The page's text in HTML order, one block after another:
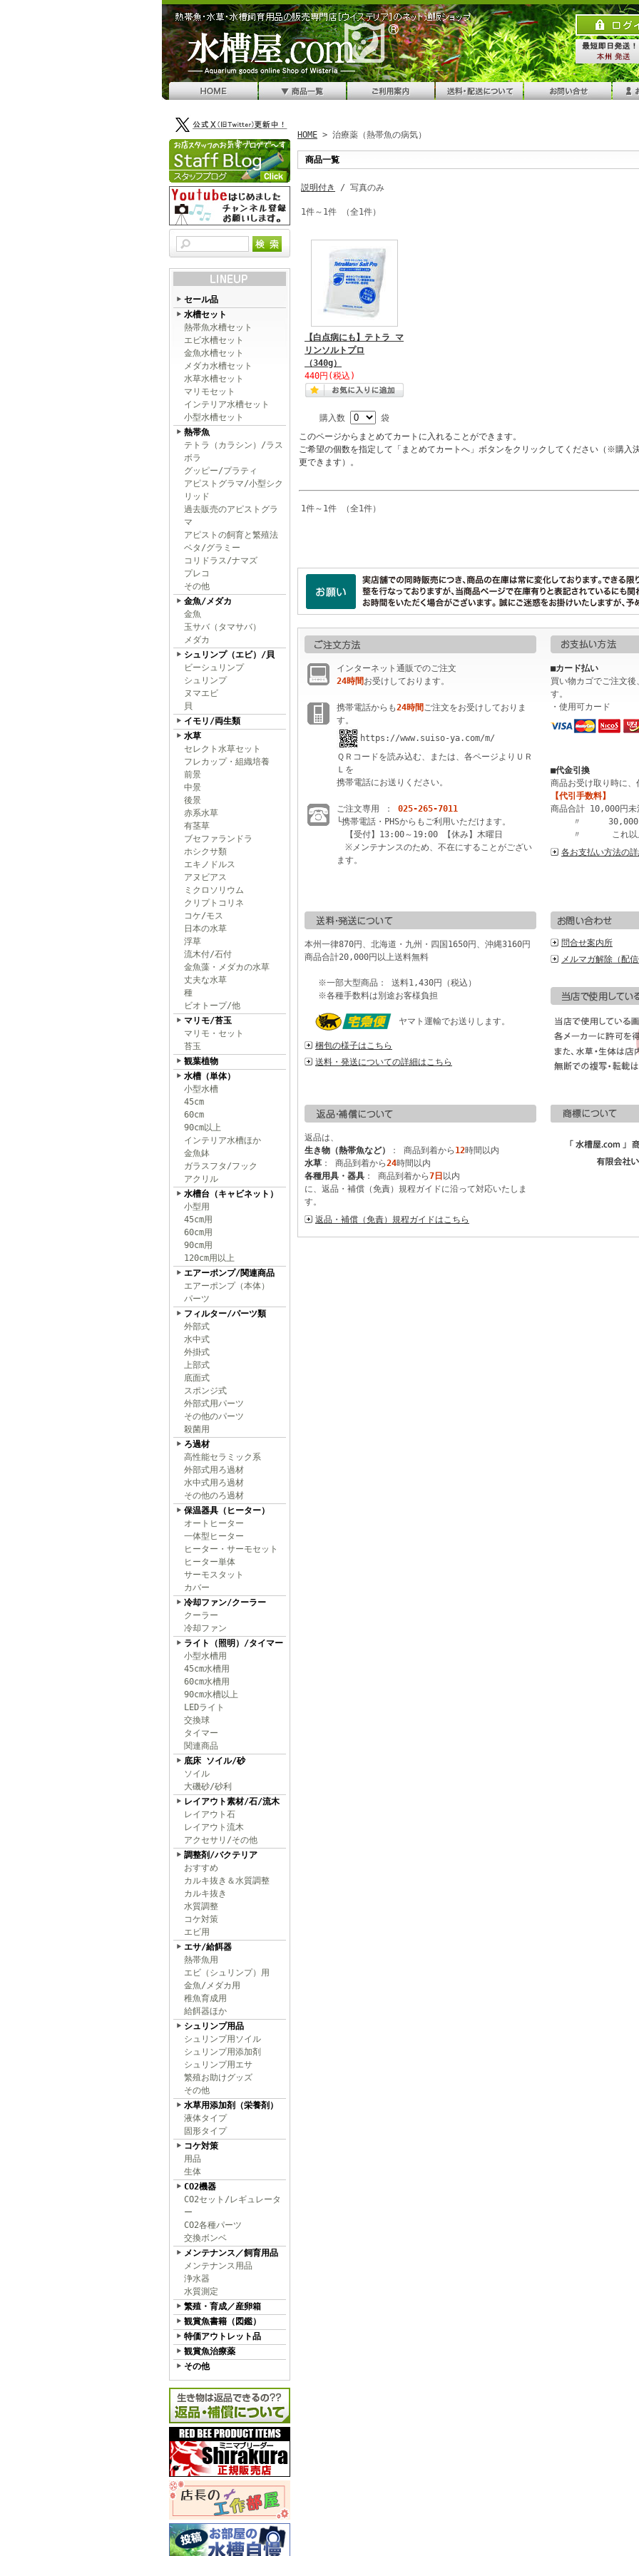
セール品
水槽セット
熱帯魚水槽セット
エビ水槽セット
金魚水槽セット
メダカ水槽セット
水草水槽セット
マリモセット
インテリア水槽セット
小型水槽セット
熱帯魚
テトラ（カラシン）/ラス
ボラ
グッピー/プラティ
アピストグラマ/小型シク
リッド
過去販売のアピストグラ
マ
アピストの飼育と繁殖法
ベタ/グラミー
コリドラス/ナマズ
プレコ
その他
金魚/メダカ
金魚
玉サバ（タマサバ）
メダカ
シュリンプ（エビ）/貝
ビーシュリンプ
シュリンプ
ヌマエビ
貝
イモリ/両生類
水草
セレクト水草セット
フレカップ・組織培養
前景
中景
後景
赤系水草
有茎草
ブセファランドラ
ホシクサ類
エキノドルス
アヌビアス
ミクロソリウム
クリプトコリネ
コケ/モス
日本の水草
浮草
流木付/石付
金魚藻・メダカの水草
丈夫な水草
種
ビオトープ/他
マリモ/苔玉
マリモ・セット
苔玉
観葉植物
水槽（単体）
小型水槽
45cm
60cm
90cm以上
インテリア水槽ほか
金魚鉢
ガラスフタ/フック
アクリル
水槽台（キャビネット）
小型用
45cm用
60cm用
90cm用
120cm用以上
エアーポンプ/関連商品
エアーポンプ（本体）
パーツ
フィルター/パーツ類
外部式
水中式
外掛式
上部式
底面式
スポンジ式
外部式用パーツ
その他のパーツ
殺菌用
ろ過材
高性能セラミック系
外部式用ろ過材
水中式用ろ過材
その他のろ過材
保温器具（ヒーター）
オートヒーター
一体型ヒーター
ヒーター・サーモセット
ヒーター単体
サーモスタット
カバー
冷却ファン/クーラー
クーラー
冷却ファン
ライト（照明）/タイマー
小型水槽用
45cm水槽用
60cm水槽用
90cm水槽以上
LEDライト
交換球
タイマー
関連商品
底床 ソイル/砂
ソイル
大磯砂/砂利
レイアウト素材/石/流木
レイアウト石
レイアウト流木
アクセサリ/その他
調整剤/バクテリア
おすすめ
カルキ抜き＆水質調整
カルキ抜き
水質調整
コケ対策
エビ用
エサ/給餌器
熱帯魚用
エビ（シュリンプ）用
金魚/メダカ用
稚魚育成用
給餌器ほか
シュリンプ用品
シュリンプ用ソイル
シュリンプ用添加剤
シュリンプ用エサ
繁殖お助けグッズ
その他
水草用添加剤（栄養剤）
液体タイプ
固形タイプ
コケ対策
用品
生体
CO2機器
CO2セット/レギュレータ
ー
CO2各種パーツ
交換ボンベ
メンテナンス／飼育用品
メンテナンス用品
浄水器
水質測定
繁殖・育成／産卵箱
観賞魚書籍（図鑑）
特価アウトレット品
観賞魚治療薬
その他
HOME > 治療薬（熱帯魚の病気）
商品一覧
説明付き / 写真のみ
1件～1件 （全1件）
【白点病にも】テトラ マ
リンソルトプロ
（340g）
440円(税込)
購入数
袋
このページからまとめてカートに入れることができます。
ご希望の個数を指定して「まとめてカートへ」ボタンをクリックしてください（※購入
更できます）。
1件～1件 （全1件）
インターネット通販でのご注文
24時間お受けしております。
携帯電話からも24時間ご注文をお受けしておりま
す。
https://www.suiso-ya.com/m/
ＱＲコードを読み込む、または、各ページよりＵＲ
Ｌを
携帯電話にお送りください。
ご注文専用 ：
025-265-7011
└携帯電話・PHSからもご利用いただけます。
【受付】13:00～19:00 【休み】木曜日
※メンテナンスのため、不在にすることがござい
ます。
■カード払い
買い物カゴでご注文
す。
・使用可カード
■代金引換
商品お受け取り時に
【代引手数料】
商品合計 10,000円
〃 30,000円
〃 これ以上
各お支払い方法の
本州一律870円、北海道・九州・四国1650円、沖縄3160円
商品合計20,000円以上送料無料
※一部大型商品： 送料1,430円（税込）
※各種手数料は別途お客様負担
ヤマト運輸でお送りします。
梱包の様子はこちら
送料・発送についての詳細はこちら
問合せ案内所
メルマガ解除（配
返品は、
生き物（熱帯魚など）
： 商品到着から 12時間以内
水草 ： 商品到着から24時間以内
各種用具・器具 ： 商品到着から7日 以内
に、返品・補償（免責）規程ガイドに沿って対応いたしま
す。
返品・補償（免責）規程ガイドはこちら